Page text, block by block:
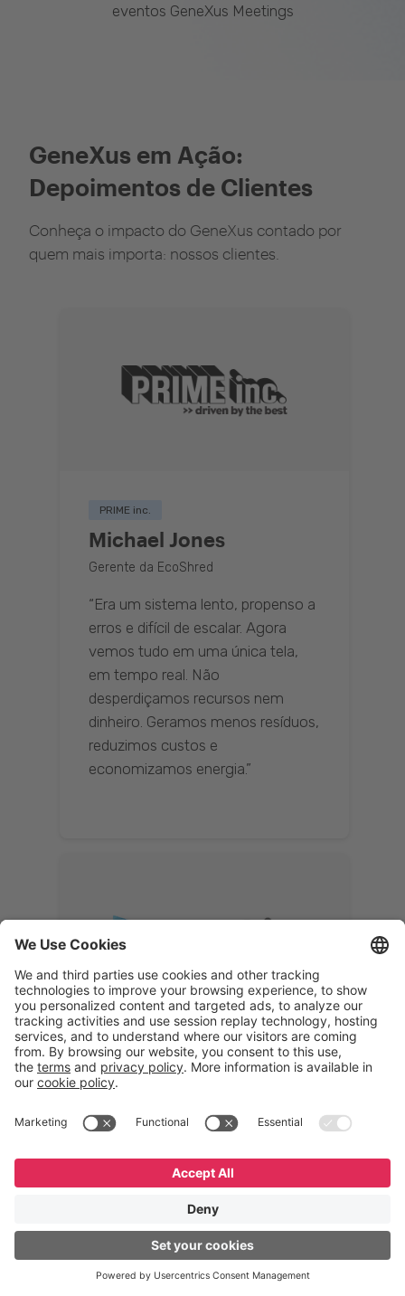
eventos GeneXus Meetings
GeneXus em Ação:
Depoimentos de Clientes
Conheça o impacto do GeneXus contado por
quem mais importa: nossos clientes.
PRIME inc.
Michael Jones
Gerente da EcoShred
“Era um sistema lento, propenso a
erros e difícil de escalar. Agora
vemos tudo em uma única tela,
em tempo real. Não
desperdiçamos recursos nem
dinheiro. Geramos menos resíduos,
reduzimos custos e
economizamos energia.”
Memphis
Eduardo Ribeiro
CEO
uma solução 360°, que permite
logística reversa. Podemos
verificar, analisar, recondicionar e
reintegrar equipamentos à cadeia,